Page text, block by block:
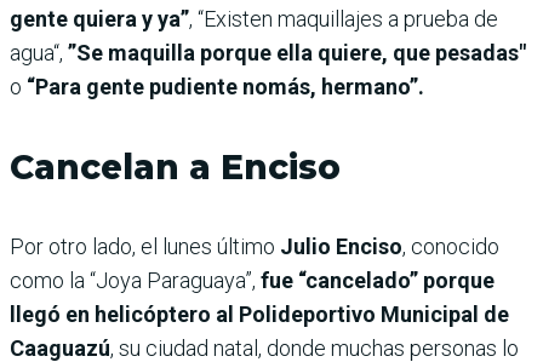
gente quiera y ya”, “Existen maquillajes a prueba de
agua“, ”Se maquilla porque ella quiere, que pesadas"
o “Para gente pudiente nomás, hermano”.
Cancelan a Enciso
Por otro lado, el lunes último Julio Enciso, conocido
como la “Joya Paraguaya”, fue “cancelado” porque
llegó en helicóptero al Polideportivo Municipal de
Caaguazú, su ciudad natal, donde muchas personas lo